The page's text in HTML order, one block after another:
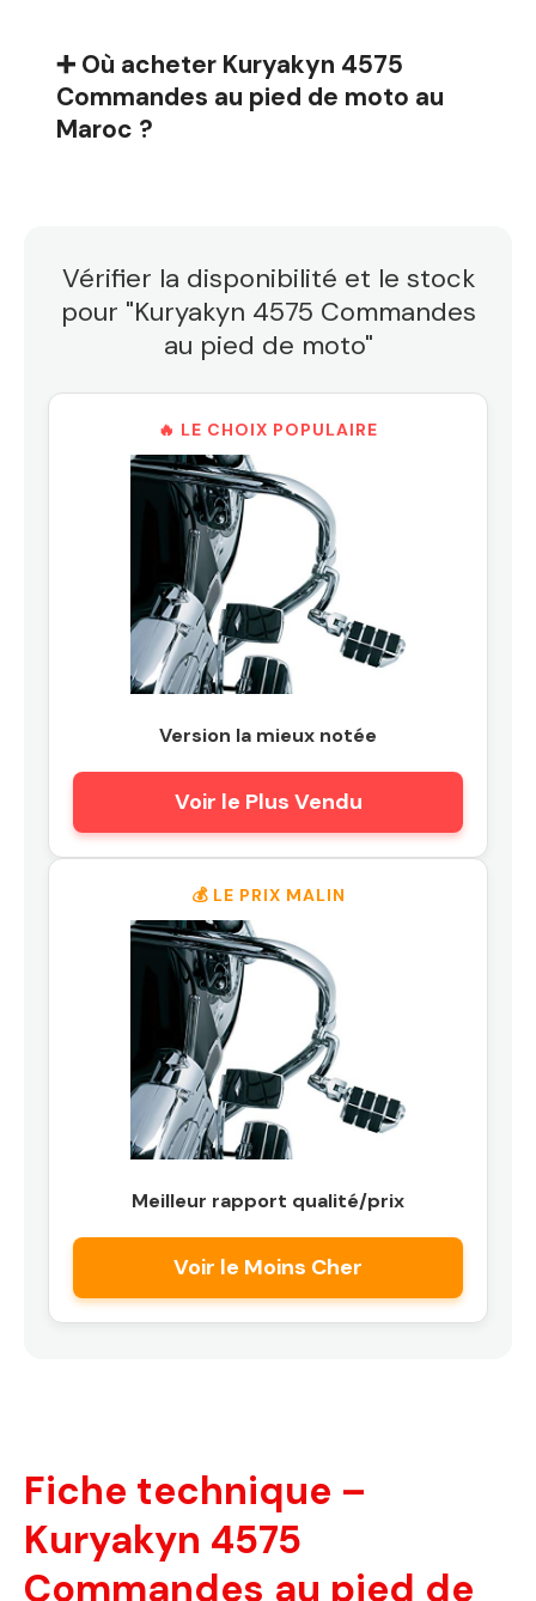
➕ Où acheter Kuryakyn 4575
Commandes au pied de moto au
Maroc ?
Vérifier la disponibilité et le stock
pour "Kuryakyn 4575 Commandes
au pied de moto"
🔥 LE CHOIX POPULAIRE
Version la mieux notée
Voir le Plus Vendu
💰 LE PRIX MALIN
Meilleur rapport qualité/prix
Voir le Moins Cher
Fiche technique –
Kuryakyn 4575
Commandes au pied de